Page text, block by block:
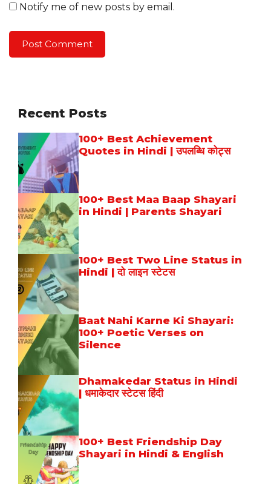
Notify me of new posts by email.
Recent Posts
100+ Best Achievement
Quotes in Hindi | उपलब्धि कोट्स
100+ Best Maa Baap Shayari
in Hindi | Parents Shayari
100+ Best Two Line Status in
Hindi | दो लाइन स्टेटस
Baat Nahi Karne Ki Shayari:
100+ Poetic Verses on
Silence
Dhamakedar Status in Hindi
| धमाकेदार स्टेटस हिंदी
100+ Best Friendship Day
Shayari in Hindi & English